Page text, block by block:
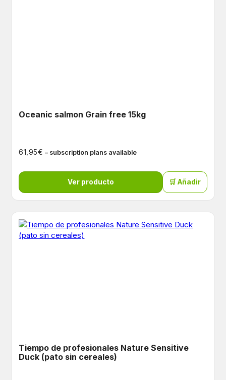
Oceanic salmon Grain free 15kg
61,95€ – subscription plans available
Ver producto 🛒 Añadir
Tiempo de profesionales Nature Sensitive
Duck (pato sin cereales)